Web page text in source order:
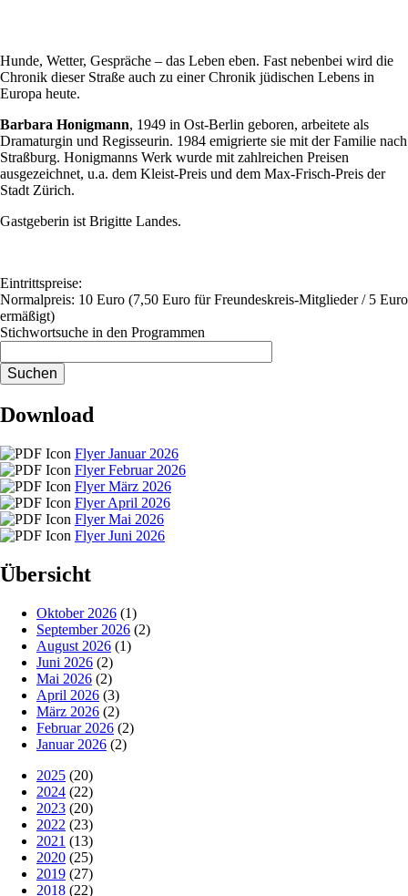
Hunde, Wetter, Gespräche – das Leben eben. Fast nebenbei wird die
Chronik dieser Straße auch zu einer Chronik jüdischen Lebens in
Europa heute.
Barbara Honigmann, 1949 in Ost-Berlin geboren, arbeitete als
Dramaturgin und Regisseurin. 1984 emigrierte sie mit der Familie nach
Straßburg. Honigmanns Werk wurde mit zahlreichen Preisen
ausgezeichnet, u.a. dem Kleist-Preis und dem Max-Frisch-Preis der
Stadt Zürich.
Gastgeberin ist Brigitte Landes.
Eintrittspreise:
Normalpreis: 10 Euro (7,50 Euro für Freundeskreis-Mitglieder / 5 Euro
ermäßigt)
Stichwortsuche in den Programmen
Download
Flyer Januar 2026
Flyer Februar 2026
Flyer März 2026
Flyer April 2026
Flyer Mai 2026
Flyer Juni 2026
Übersicht
Oktober 2026 (1)
September 2026 (2)
August 2026 (1)
Juni 2026 (2)
Mai 2026 (2)
April 2026 (3)
März 2026 (2)
Februar 2026 (2)
Januar 2026 (2)
2025 (20)
2024 (22)
2023 (20)
2022 (23)
2021 (13)
2020 (25)
2019 (27)
2018 (22)